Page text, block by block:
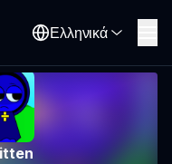
Ελληνικά